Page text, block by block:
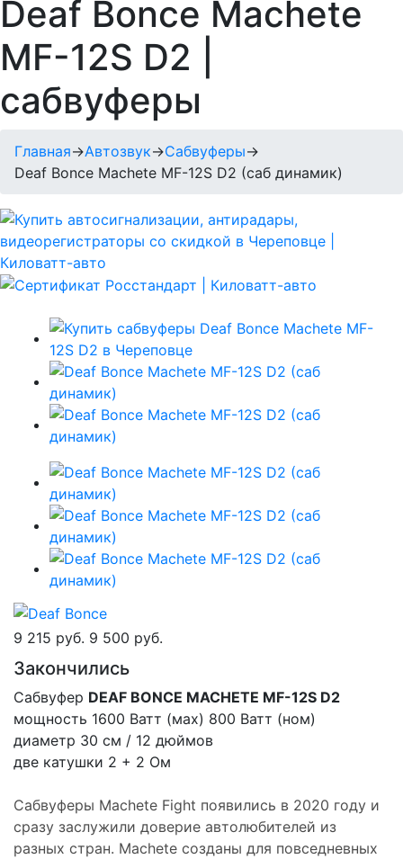
Deaf Bonce Machete
MF-12S D2 |
сабвуферы
Главная→Автозвук→Сабвуферы→
Deaf Bonce Machete MF-12S D2 (саб динамик)
9 215 руб. 9 500 руб.
Закончились
Сабвуфер DEAF BONCE MACHETE MF-12S D2
мощность 1600 Ватт (мах) 800 Ватт (ном)
диаметр 30 см / 12 дюймов
две катушки 2 + 2 Ом
Сабвуферы Machete Fight появились в 2020 году и
сразу заслужили доверие автолюбителей из
разных стран. Machete созданы для повседневных